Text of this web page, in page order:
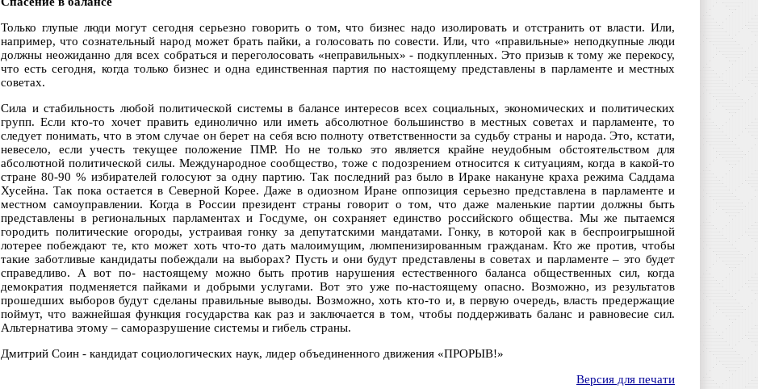
Только глупые люди могут сегодня серьезно говорить о том, что бизнес надо изолировать и отстранить от власти. Или,
например, что сознательный народ может брать пайки, а голосовать по совести. Или, что «правильные» неподкупные люди
должны неожиданно для всех собраться и переголосовать «неправильных» - подкупленных. Это призыв к тому же перекосу,
что есть сегодня, когда только бизнес и одна единственная партия по настоящему представлены в парламенте и местных
советах.
Сила и стабильность любой политической системы в балансе интересов всех социальных, экономических и политических
групп. Если кто-то хочет править единолично или иметь абсолютное большинство в местных советах и парламенте, то
следует понимать, что в этом случае он берет на себя всю полноту ответственности за судьбу страны и народа. Это, кстати,
невесело, если учесть текущее положение ПМР. Но не только это является крайне неудобным обстоятельством для
абсолютной политической силы. Международное сообщество, тоже с подозрением относится к ситуациям, когда в какой-то
стране 80-90 % избирателей голосуют за одну партию. Так последний раз было в Ираке накануне краха режима Саддама
Хусейна. Так пока остается в Северной Корее. Даже в одиозном Иране оппозиция серьезно представлена в парламенте и
местном самоуправлении. Когда в России президент страны говорит о том, что даже маленькие партии должны быть
представлены в региональных парламентах и Госдуме, он сохраняет единство российского общества. Мы же пытаемся
городить политические огороды, устраивая гонку за депутатскими мандатами. Гонку, в которой как в беспроигрышной
лотерее побеждают те, кто может хоть что-то дать малоимущим, люмпенизированным гражданам. Кто же против, чтобы
такие заботливые кандидаты побеждали на выборах? Пусть и они будут представлены в советах и парламенте – это будет
справедливо. А вот по- настоящему можно быть против нарушения естественного баланса общественных сил, когда
демократия подменяется пайками и добрыми услугами. Вот это уже по-настоящему опасно. Возможно, из результатов
прошедших выборов будут сделаны правильные выводы. Возможно, хоть кто-то и, в первую очередь, власть предержащие
поймут, что важнейшая функция государства как раз и заключается в том, чтобы поддерживать баланс и равновесие сил.
Альтернатива этому – саморазрушение системы и гибель страны.
Дмитрий Соин - кандидат социологических наук, лидер объединенного движения «ПРОРЫВ!»
Версия для печати